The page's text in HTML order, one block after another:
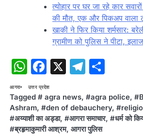
त्योहार पर घर जा रहे कार
की मौत, एक और पिकअप वाला
खाकी ने फिर किया शर्मसार:
ग्रामीण को पुलिस ने पीटा,
WhatsApp
Facebook
X
आगरा उत्तर प्रदेश
Tagged # agra news, #agra police,
Ashram, #den of debauchery,
#अय्याशी का अड्डा, #आगरा समाचार, #धर्म को
#ब्रहृमाकुमारी आश्रम, आगरा पुलिस